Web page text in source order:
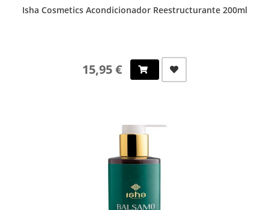
Isha Cosmetics Acondicionador Reestructurante 200ml
15,95 €